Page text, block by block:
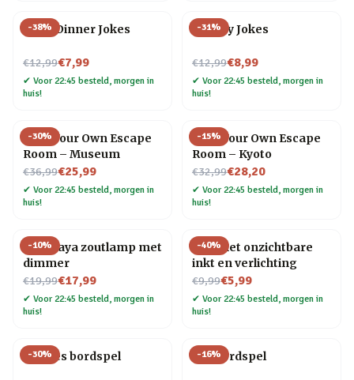
-38%
After Dinner Jokes
€12,99
Nu voor€7,99
✔ Voor 22:45 besteld, morgen in
huis!
-31%
Cheesy Jokes
€12,99
Nu voor€8,99
✔ Voor 22:45 besteld, morgen in
huis!
-30%
Host Your Own Escape
Room – Museum
€36,99
Nu voor€25,99
✔ Voor 22:45 besteld, morgen in
huis!
-15%
Host Your Own Escape
Room – Kyoto
€32,99
Nu voor€28,20
✔ Voor 22:45 besteld, morgen in
huis!
-10%
Himalaya zoutlamp met
dimmer
€19,99
Nu voor€17,99
✔ Voor 22:45 besteld, morgen in
huis!
-40%
Pen met onzichtbare
inkt en verlichting
€9,99
Nu voor€5,99
✔ Voor 22:45 besteld, morgen in
huis!
-30%
Foodies bordspel -16%
Gin bordspel